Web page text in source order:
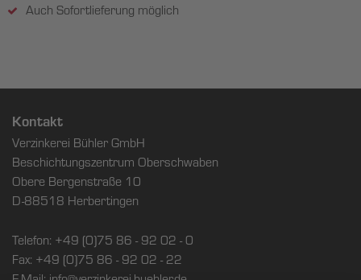
Auch Sofortlieferung möglich
Kontakt
Verzinkerei Bühler GmbH
Beschichtungszentrum Oberschwaben
Obere Bergenstraße 10
D-88518 Herbertingen
Telefon: +49 (0)75 86 - 92 02 - 0
Fax: +49 (0)75 86 - 92 02 - 22